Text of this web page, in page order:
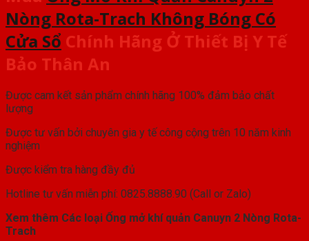
Nòng Rota-Trach Không Bóng Có
Cửa Sổ Chính Hãng Ở Thiết Bị Y Tế
Bảo Thân An
Được cam kết sản phẩm chính hãng 100% đảm bảo chất
lượng
Được tư vấn bởi chuyên gia y tế công cộng trên 10 năm kinh
nghiệm
Được kiểm tra hàng đầy đủ
Hotline tư vấn miễn phí: 0825.8888.90 (Call or Zalo)
Xem thêm Các loại Ống mở khí quản Canuyn 2 Nòng Rota-
Trach